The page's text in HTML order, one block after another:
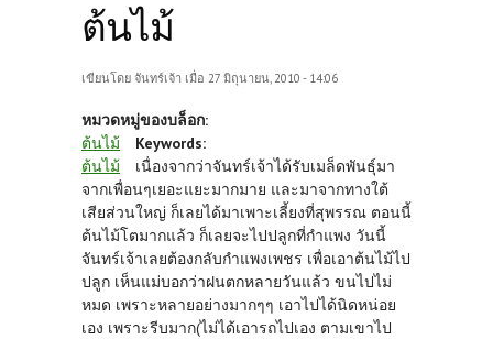
ต้นไม้
เขียนโดย จันทร์เจ้า เมื่อ 27 มิถุนายน, 2010 - 14:06
หมวดหมู่ของบล็อก:
ต้นไม้
Keywords:
ต้นไม้
เนื่องจากว่าจันทร์เจ้าได้รับเมล็ดพันธุ์มา
จากเพื่อนๆเยอะแยะมากมาย และมาจากทางใต้
เสียส่วนใหญ่ ก็เลยได้มาเพาะเลี้ยงที่สุพรรณ ตอนนี้
ต้นไม้โตมากแล้ว ก็เลยจะไปปลูกที่กำแพง วันนี้
จันทร์เจ้าเลยต้องกลับกำแพงเพชร เพื่อเอาต้นไม้ไป
ปลูก เห็นแม่บอกว่าฝนตกหลายวันแล้ว ขนไปไม่
หมด เพราะหลายอย่างมากๆๆ เอาไปได้นิดหน่อย
เอง เพราะรีบมาก(ไม่ได้เอารถไปเอง ตามเขาไป